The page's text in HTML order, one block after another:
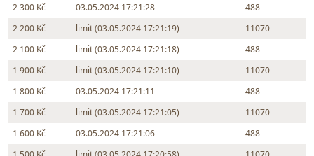
2 300 Kč
03.05.2024 17:21:28
488
2 200 Kč
limit (03.05.2024 17:21:19)
11070
2 100 Kč
limit (03.05.2024 17:21:18)
488
1 900 Kč
limit (03.05.2024 17:21:10)
11070
1 800 Kč
03.05.2024 17:21:11
488
1 700 Kč
limit (03.05.2024 17:21:05)
11070
1 600 Kč
03.05.2024 17:21:06
488